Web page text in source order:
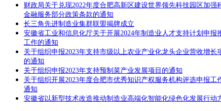
财政局关于兑现2022年度合肥高新区建设世界领先科技园区加强
金融服务部分政策条款的通知
长三角先进制造业集群联盟揭牌成立
安徽省工业和信息化厅关于开展2024年制造业人才支持计划申报
工作的通知
关于组织申报2023年支持市级以上农业产业化龙头企业营收增长
的通知
关于组织申报2023年支持预制菜产业发展项目的通知
关于组织开展2023年度合肥市优秀知识产权服务机构评选申报工
通知
安徽省以新型技术改造推动制造业高端化智能化绿色化发展行动